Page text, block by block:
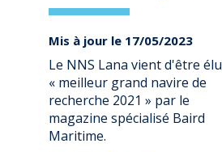
Mis à jour le 17/05/2023
Le NNS Lana vient d'être élu
« meilleur grand navire de
recherche 2021 » par le
magazine spécialisé Baird
Maritime.